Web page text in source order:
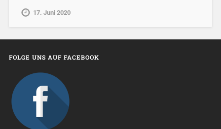
17. Juni 2020
FOLGE UNS AUF FACEBOOK